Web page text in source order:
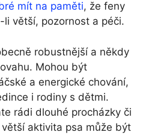
mít na paměti, že feny
větší, pozornost a péči.
robustnější a někdy
Mohou být
a energické chování,
i rodiny s dětmi.
rádi dlouhé procházky či
aktivita psa může být